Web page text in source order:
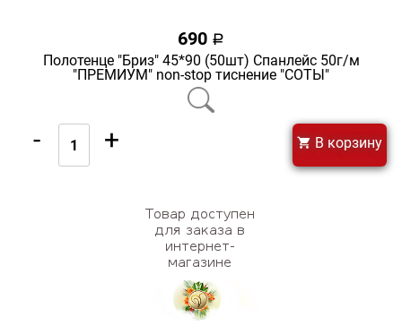
690 a
Полотенце "Бриз" 45*90 (50шт) Спанлейс 50г/м
"ПРЕМИУМ" non-stop тиснение "СОТЫ"
- + В корзину